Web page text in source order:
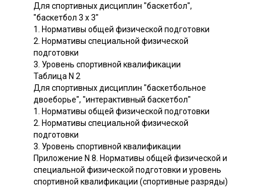
Для спортивных дисциплин "баскетбол",
"баскетбол 3 x 3"
1. Нормативы общей физической подготовки
2. Нормативы специальной физической
подготовки
3. Уровень спортивной квалификации
Таблица N 2
Для спортивных дисциплин "баскетбольное
двоеборье", "интерактивный баскетбол"
1. Нормативы общей физической подготовки
2. Нормативы специальной физической
подготовки
3. Уровень спортивной квалификации
Приложение N 8. Нормативы общей физической и
специальной физической подготовки и уровень
спортивной квалификации (спортивные разряды)